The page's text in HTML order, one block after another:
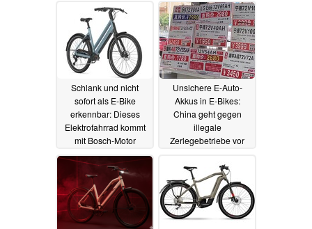
Schlank und nicht
sofort als E-Bike
erkennbar: Dieses
Elektrofahrrad kommt
mit Bosch-Motor
20.06.2026
Unsichere E-Auto-
Akkus in E-Bikes:
China geht gegen
illegale
Zerlegebetriebe vor